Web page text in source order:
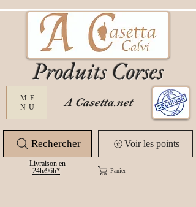
ME
NU
Produits Corses
Livraison en
24h/96h* Panier
Voir les points
A Casetta.net
Rechercher